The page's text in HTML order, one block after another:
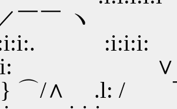
￣ ヽ
:i:i:i:i:.
∨ミ
∧ .l: /